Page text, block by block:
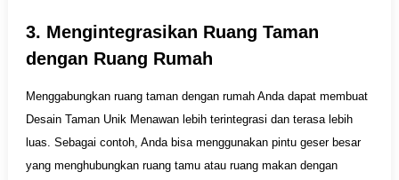
3. Mengintegrasikan Ruang Taman
dengan Ruang Rumah
Menggabungkan ruang taman dengan rumah Anda dapat membuat
Desain Taman Unik Menawan lebih terintegrasi dan terasa lebih
luas. Sebagai contoh, Anda bisa menggunakan pintu geser besar
yang menghubungkan ruang tamu atau ruang makan dengan